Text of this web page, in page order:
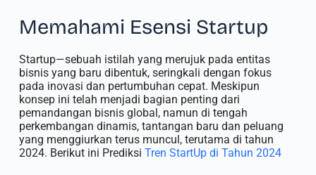
Memahami Esensi Startup
Startup—sebuah istilah yang merujuk pada entitas
bisnis yang baru dibentuk, seringkali dengan fokus
pada inovasi dan pertumbuhan cepat. Meskipun
konsep ini telah menjadi bagian penting dari
pemandangan bisnis global, namun di tengah
perkembangan dinamis, tantangan baru dan peluang
yang menggiurkan terus muncul, terutama di tahun
2024. Berikut ini Prediksi Tren StartUp di Tahun 2024